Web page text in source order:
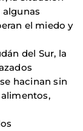
el miedo y
del Sur, la
hacinan sin